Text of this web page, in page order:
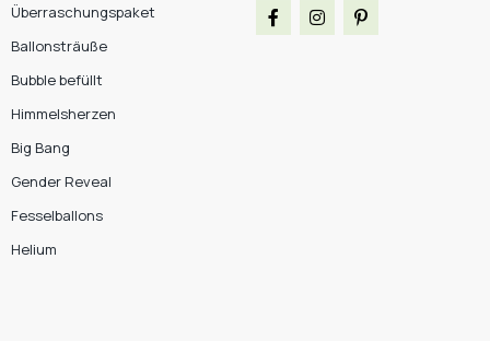
Überraschungspaket
Ballonsträuße
Bubble befüllt
Himmelsherzen
Big Bang
Gender Reveal
Fesselballons
Helium